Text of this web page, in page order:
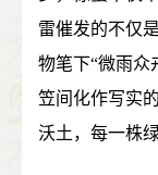
雷催发的不仅
物笔下“微雨众
笠间化作写实
沃土，每一株